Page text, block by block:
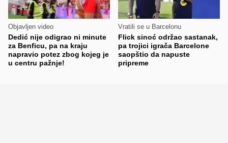
Objavljen video
Dedić nije odigrao ni minute
za Benficu, pa na kraju
napravio potez zbog kojeg je
u centru pažnje!
Vratili se u Barcelonu
Flick sinoć održao sastanak,
pa trojici igrača Barcelone
saopštio da napuste
pripreme